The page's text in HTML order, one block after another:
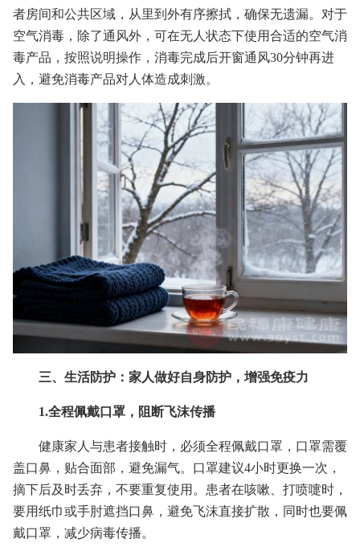
者房间和公共区域，从里到外有序擦拭，确保无遗漏。对于
空气消毒，除了通风外，可在无人状态下使用合适的空气消
毒产品，按照说明操作，消毒完成后开窗通风30分钟再进
入，避免消毒产品对人体造成刺激。
三、生活防护：家人做好自身防护，增强免疫力
1.全程佩戴口罩，阻断飞沫传播
健康家人与患者接触时，必须全程佩戴口罩，口罩需覆
盖口鼻，贴合面部，避免漏气。口罩建议4小时更换一次，
摘下后及时丢弃，不要重复使用。患者在咳嗽、打喷嚏时，
要用纸巾或手肘遮挡口鼻，避免飞沫直接扩散，同时也要佩
戴口罩，减少病毒传播。